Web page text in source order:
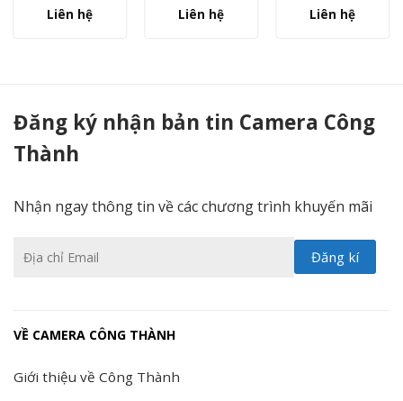
Liên hệ Liên hệ Liên hệ
Đăng ký nhận bản tin Camera Công
Thành
Nhận ngay thông tin về các chương trình khuyến mãi
VỀ CAMERA CÔNG THÀNH
Giới thiệu về Công Thành